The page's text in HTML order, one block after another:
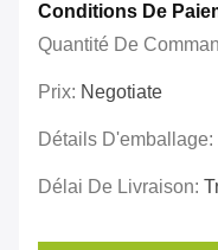
Conditions De
Quantité De
Prix: Negotiate
Détails D'emballage:
Délai De Livraison: